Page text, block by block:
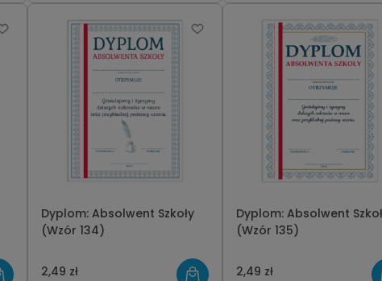
Dyplom: Absolwent Szkoły
(Wzór 134)
2,49 zł
Dyplom: Absolwent
(Wzór 135)
2,49 zł